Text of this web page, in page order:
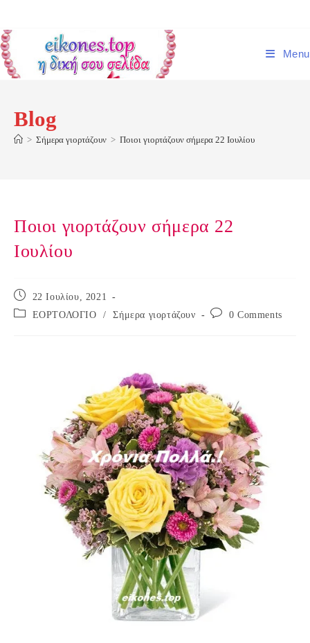
content
Menu
Blog
> Σήμερα γιορτάζουν > Ποιοι γιορτάζουν σήμερα 22 Ιουλίου
Ποιοι γιορτάζουν σήμερα 22
Ιουλίου
Post
published:
22 Ιουλίου, 2021
Post
ΕΟΡΤΟΛΟΓΙΟ / Σήμερα γιορτάζουν
Post 0 Comments